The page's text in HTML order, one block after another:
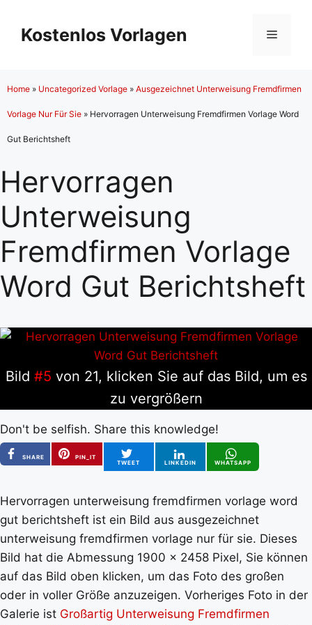
Inhalt
springen
Kostenlos Vorlagen Menü
Home » Uncategorized Vorlage » Ausgezeichnet Unterweisung Fremdfirmen
Vorlage Nur Für Sie » Hervorragen Unterweisung Fremdfirmen Vorlage Word
Gut Berichtsheft
Hervorragen
Unterweisung
Fremdfirmen Vorlage
Word Gut Berichtsheft
Bild #5 von 21, klicken Sie auf das Bild, um es
zu vergrößern
Don't be selfish. Share this knowledge!
SHARE
PIN_IT
TWEET
LINKEDIN WHATSAPP
Hervorragen unterweisung fremdfirmen vorlage word
gut berichtsheft ist ein Bild aus ausgezeichnet
unterweisung fremdfirmen vorlage nur für sie. Dieses
Bild hat die Abmessung 1900 x 2458 Pixel, Sie können
auf das Bild oben klicken, um das Foto des großen
oder in voller Größe anzuzeigen. Vorheriges Foto in der
Galerie ist Großartig Unterweisung Fremdfirmen